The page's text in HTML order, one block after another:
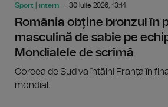
Sport | intern 30 Iulie 2026, 13:14
România obține bronzul în
masculină de sabie pe
Mondialele de scrimă
Coreea de Sud va întâlni Franța în
mondial.